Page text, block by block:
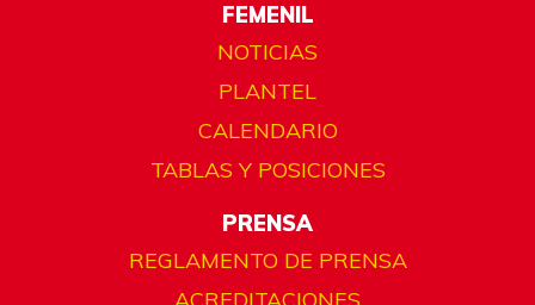
FEMENIL
NOTICIAS
PLANTEL
CALENDARIO
TABLAS Y POSICIONES
PRENSA
REGLAMENTO DE PRENSA